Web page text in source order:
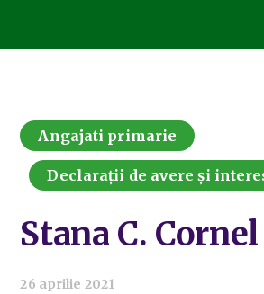
Angajati primarie
Declarații de avere și
Stana C. Cornel
26 aprilie 2021